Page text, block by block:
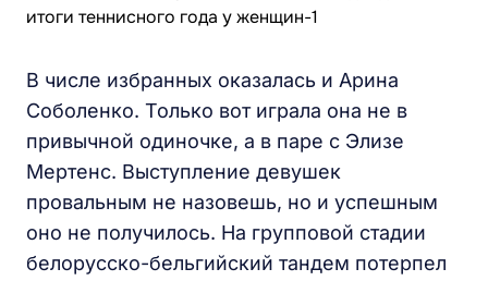
В числе избранных оказалась и Арина
Соболенко. Только вот играла она не в
привычной одиночке, а в паре с Элизе
Мертенс. Выступление девушек
провальным не назовешь, но и успешным
оно не получилось. На групповой стадии
белорусско-бельгийский тандем потерпел